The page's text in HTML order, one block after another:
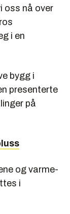
oss nå over
i en
bygg i
presenterte
på
og varme-
i